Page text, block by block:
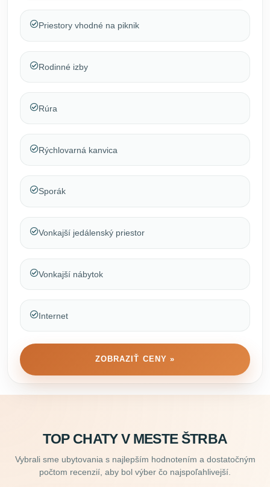
Priestory vhodné na piknik
Rodinné izby
Rúra
Rýchlovarná kanvica
Sporák
Vonkajší jedálenský priestor
Vonkajší nábytok
Internet
ZOBRAZIŤ CENY »
TOP CHATY V MESTE ŠTRBA
Vybrali sme ubytovania s najlepším hodnotením a dostatočným
počtom recenzií, aby bol výber čo najspoľahlivejší.